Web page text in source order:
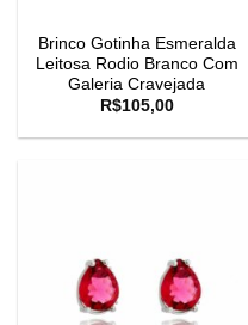
Brinco Gotinha Esmeralda
Leitosa Rodio Branco Com
Galeria Cravejada
R$105,00